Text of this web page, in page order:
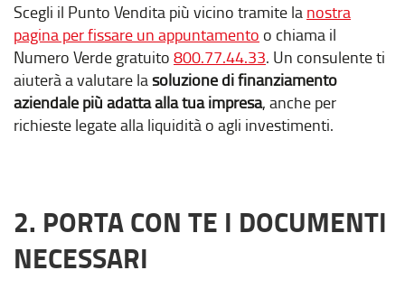
Scegli il Punto Vendita più vicino tramite la nostra
pagina per fissare un appuntamento o chiama il
Numero Verde gratuito 800.77.44.33. Un consulente ti
aiuterà a valutare lasoluzione di finanziamento
aziendale più adatta alla tua impresa, anche per
richieste legate alla liquidità o agli investimenti.
2. PORTA CON TE I DOCUMENTI
NECESSARI